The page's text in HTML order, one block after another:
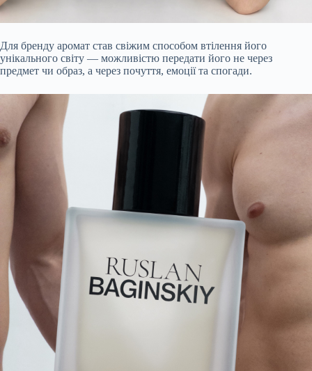
Для бренду аромат став свіжим способом втілення його
унікального світу — можливістю передати його не через
предмет чи образ, а через почуття, емоції та спогади.